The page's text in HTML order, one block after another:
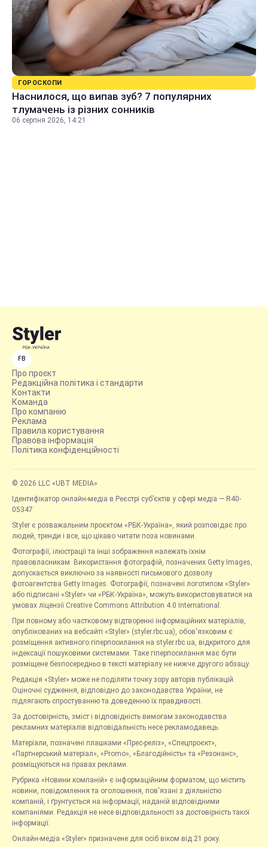
ГОРОСКОПИ
Наснилося, що випав зуб? 7 популярних
тлумачень із різних сонників
06 серпня 2026, 14:21
FB
Про проєкт
Редакційна політика і стандарти
Контакти
Команда
Про компанію
Реклама
Правила користування
Правова інформація
Політика конфіденційності
© 2026 LLC «UBT MEDIA»
Ідентифікатор онлайн-медіа в Реєстрі суб’єктів у сфері медіа — R40-
05347
Styler є розважальним проєктом «РБК-Україна», який розповідає про
людей, тренди і все, що цікаво читати поза новинами.
Фотографії, ілюстрації та інші зображення належать їхнім
правовласникам. Використання фотографій, позначених Getty Images,
допускається виключно за наявності письмового дозволу
фотоагентства Getty Images. Фотографії, позначені логотипом «Styler»
або підписані «Styler» чи «РБК-Україна», можуть використовуватися на
умовах ліцензії Creative Commons Attribution 4.0 International.
При повному або частковому відтворенні інформаційних матеріалів,
опублікованих на вебсайті «Styler» (styler.rbc.ua), обов'язковим є
розміщення активного гіперпосилання на styler.rbc.ua, відкритого для
індексації пошуковими системами. Таке гіперпосилання має бути
розміщене безпосередньо в тексті матеріалу не нижче другого абзацу.
Редакція «Styler» може не поділяти точку зору авторів публікацій.
Оціночні судження, відповідно до законодавства України, не
підлягають спростуванню та доведенню їх правдивості.
За достовірність, зміст і відповідність вимогам законодавства
рекламних матеріалів відповідальність несе рекламодавець.
Матеріали, позначені плашками «Прес-реліз», «Спецпроєкт»,
«Партнерський матеріал», «Promo», «Благодійність» та «Резонанс»,
розміщуються на правах реклами.
Рубрика «Новини компаній» є інформаційним форматом, що містить
новини, повідомлення та оголошення, пов'язані з діяльністю
компаній, і ґрунтується на інформації, наданій відповідними
компаніями. Редакція не несе відповідальності за достовірність такої
інформації.
Онлайн-медіа «Styler» призначене для осіб віком від 21 року.